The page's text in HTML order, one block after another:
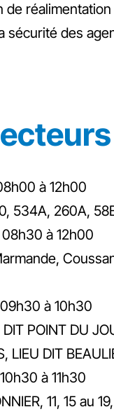
de
sécurité des
à 12h00
534A, 260A,
à 12h00
à 10h30
POINT DU
LIEU DIT
à 11h30
11, 15 au